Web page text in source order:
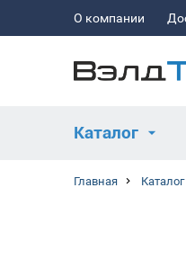
О компании
Каталог
Главная Каталог